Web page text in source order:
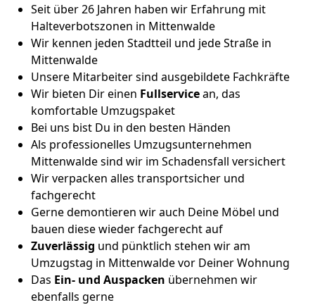
Seit über 26 Jahren haben wir Erfahrung mit
Halteverbotszonen in Mittenwalde
Wir kennen jeden Stadtteil und jede Straße in
Mittenwalde
Unsere Mitarbeiter sind ausgebildete Fachkräfte
Wir bieten Dir einen Fullservicean, das
komfortable Umzugspaket
Bei uns bist Du in den besten Händen
Als professionelles Umzugsunternehmen
Mittenwalde sind wir im Schadensfall versichert
Wir verpacken alles transportsicher und
fachgerecht
Gerne demontieren wir auch Deine Möbel und
bauen diese wieder fachgerecht auf
Zuverlässig und pünktlich stehen wir am
Umzugstag in Mittenwalde vor Deiner Wohnung
Das Ein- und Auspacken übernehmen wir
ebenfalls gerne